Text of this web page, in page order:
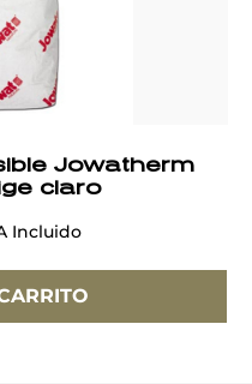
Jowatherm
claro
Incluido